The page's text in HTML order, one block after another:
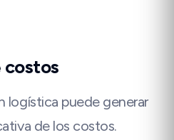
costos
logística puede generar
de los costos.